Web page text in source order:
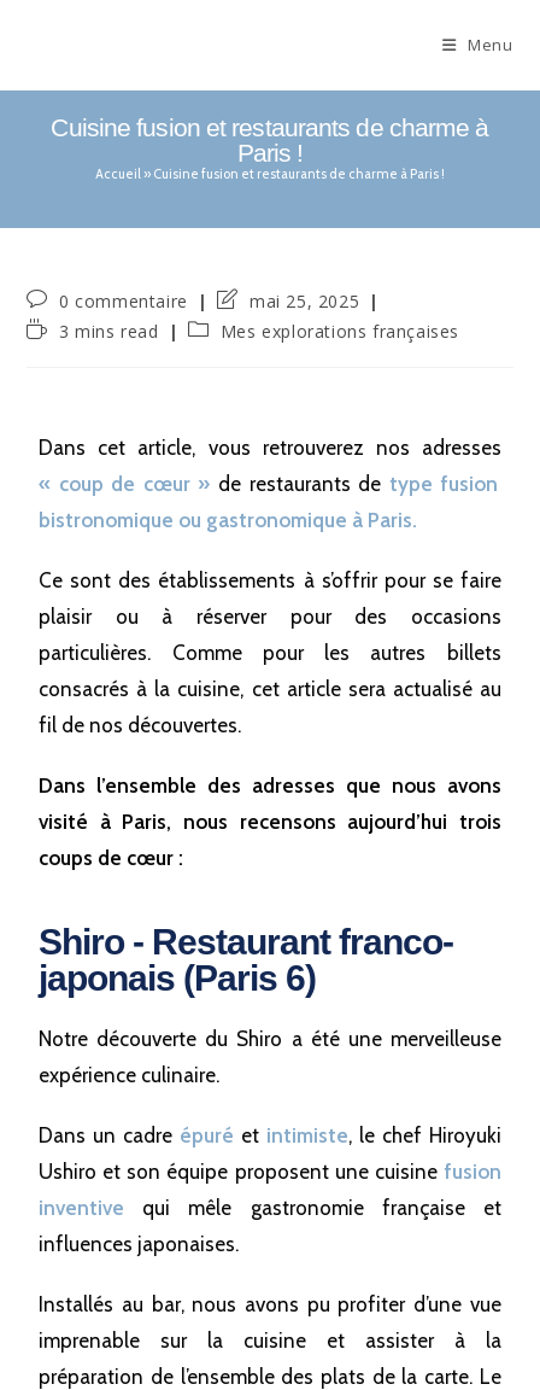
Menu
Cuisine fusion et restaurants de charme à
Paris !
Accueil» Cuisine fusion et restaurants de charme à Paris !
0 commentaire
mai 25, 2025
3 mins read
Mes explorations françaises
Dans cet article, vous retrouverez nos adresses
« coup de cœur » de restaurants de type fusion
bistronomique ou gastronomique à Paris.
Ce sont des établissements à s’offrir pour se faire
plaisir ou à réserver pour des occasions
particulières. Comme pour les autres billets
consacrés à la cuisine, cet article sera actualisé au
fil de nos découvertes.
Dans l’ensemble des adresses que nous avons
visité à Paris, nous recensons aujourd’hui trois
coups de cœur :
Shiro - Restaurant franco-
japonais (Paris 6)
Notre découverte du Shiro a été une merveilleuse
expérience culinaire.
Dans un cadre épuré et intimiste, le chef Hiroyuki
Ushiro et son équipe proposent une cuisine fusion
inventive qui mêle gastronomie française et
influences japonaises.
Installés au bar, nous avons pu profiter d’une vue
imprenable sur la cuisine et assister à la
préparation de l’ensemble des plats de la carte. Le